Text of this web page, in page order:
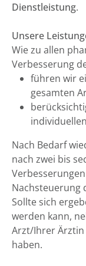
Dienstleistung.
Unsere
Wie zu allen
Verbesserung
führen wir
gesamten
Nach Bedarf
nach zwei bis
Nachsteuerung
Sollte sich
werden kann,
Arzt/Ihrer Ärztin
haben.